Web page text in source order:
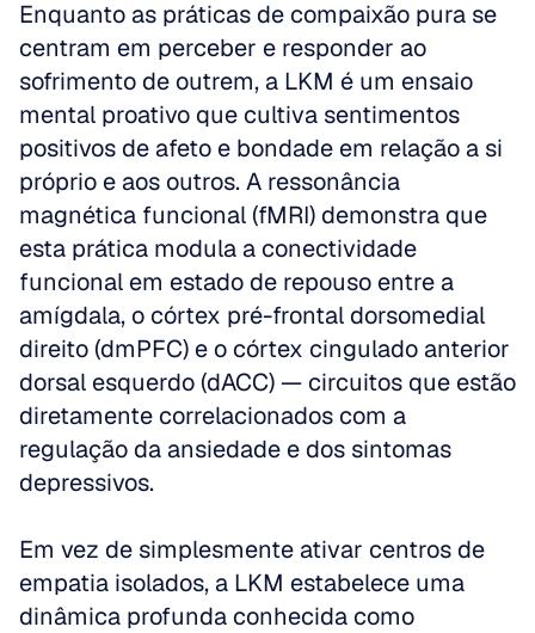
Enquanto as práticas de compaixão pura se
centram em perceber e responder ao
sofrimento de outrem, a LKM é um ensaio
mental proativo que cultiva sentimentos
positivos de afeto e bondade em relação a si
próprio e aos outros. A ressonância
magnética funcional (fMRI) demonstra que
esta prática modula a conectividade
funcional em estado de repouso entre a
amígdala, o córtex pré-frontal dorsomedial
direito (dmPFC) e o córtex cingulado anterior
dorsal esquerdo (dACC) — circuitos que estão
diretamente correlacionados com a
regulação da ansiedade e dos sintomas
depressivos.
Em vez de simplesmente ativar centros de
empatia isolados, a LKM estabelece uma
dinâmica profunda conhecida como